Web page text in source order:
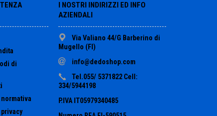
di
I NOSTRI INDIRIZZI ED INFO
AZIENDALI
Via Valiano 44/G Barberino di
Mugello (FI)
info@dedoshop.com
Tel.055/ 5371822 Cell:
334/5944198
P.IVA IT05979340485